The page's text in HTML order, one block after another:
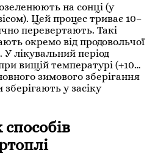
на сонці (у
Цей процес триває 10–
перевертають. Такі
окремо від продовольчої
У лікувальний період
вищій температурі (+10…
зимового зберігання
зберігають у засіку
способів